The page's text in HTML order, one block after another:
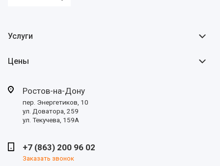
Услуги
Цены
Ростов-на-Дону
пер. Энергетиков, 10
ул. Доватора, 259
ул. Текучева, 159А
+7 (863) 200 96 02
Заказать звонок